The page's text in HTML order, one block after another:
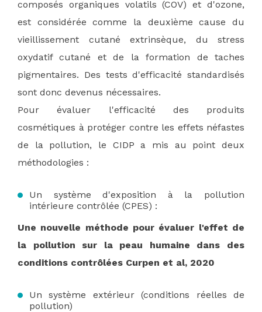
composés organiques volatils (COV) et d'ozone,
est considérée comme la deuxième cause du
vieillissement cutané extrinsèque, du stress
oxydatif cutané et de la formation de taches
pigmentaires. Des tests d'efficacité standardisés
sont donc devenus nécessaires.
Pour évaluer l'efficacité des produits
cosmétiques à protéger contre les effets néfastes
de la pollution, le CIDP a mis au point deux
méthodologies :
Un système d'exposition à la pollution
intérieure contrôlée (CPES) :
Une nouvelle méthode pour évaluer l'effet de
la pollution sur la peau humaine dans des
conditions contrôlées Curpen et al, 2020
Un système extérieur (conditions réelles de
pollution)